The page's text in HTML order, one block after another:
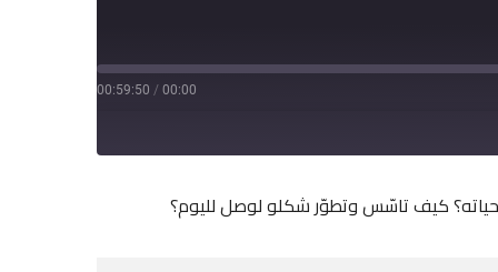
00:00
/
00:59:50
كيف تاسّس وتطوّر شكلو لوصل لليوم؟